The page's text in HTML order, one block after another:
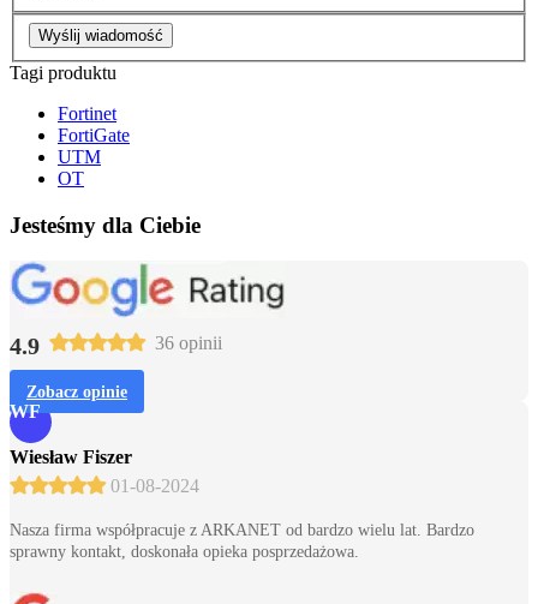
Wyślij wiadomość
Tagi produktu
Fortinet
FortiGate
UTM
OT
Jesteśmy dla Ciebie
4.9 36 opinii
Zobacz opinie
WF
Wiesław Fiszer
01-08-2024
Nasza firma współpracuje z ARKANET od bardzo wielu lat. Bardzo
sprawny kontakt, doskonała opieka posprzedażowa.